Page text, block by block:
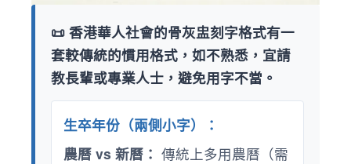
📜 香港華人社會的骨灰盅刻字格式有一
套較傳統的慣用格式，如不熟悉，宜請
教長輩或專業人士，避免用字不當。
生卒年份（兩側小字）：
農曆 vs 新曆： 傳統上多用農曆（需